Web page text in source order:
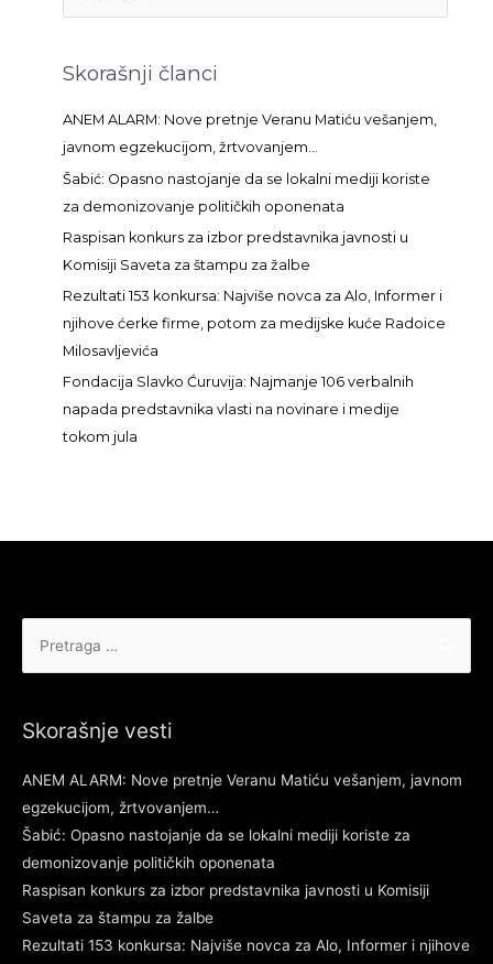
r
a
g
a
Skorašnji članci
ANEM ALARM: Nove pretnje Veranu Matiću vešanjem,
javnom egzekucijom, žrtvovanjem…
Šabić: Opasno nastojanje da se lokalni mediji koriste
za demonizovanje političkih oponenata
Raspisan konkurs za izbor predstavnika javnosti u
Komisiji Saveta za štampu za žalbe
Rezultati 153 konkursa: Najviše novca za Alo, Informer i
njihove ćerke firme, potom za medijske kuće Radoice
Milosavljevića
Fondacija Slavko Ćuruvija: Najmanje 106 verbalnih
napada predstavnika vlasti na novinare i medije
tokom jula
Skorašnje vesti
ANEM ALARM: Nove pretnje Veranu Matiću vešanjem, javnom
egzekucijom, žrtvovanjem…
Šabić: Opasno nastojanje da se lokalni mediji koriste za
demonizovanje političkih oponenata
Raspisan konkurs za izbor predstavnika javnosti u Komisiji
Saveta za štampu za žalbe
Rezultati 153 konkursa: Najviše novca za Alo, Informer i njihove